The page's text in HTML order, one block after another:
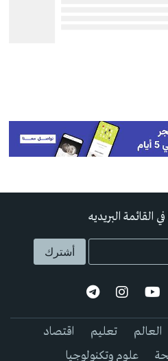
القائمة البريديه
العالم تعليم
اقتصاد
علوم وتكنولوجيا